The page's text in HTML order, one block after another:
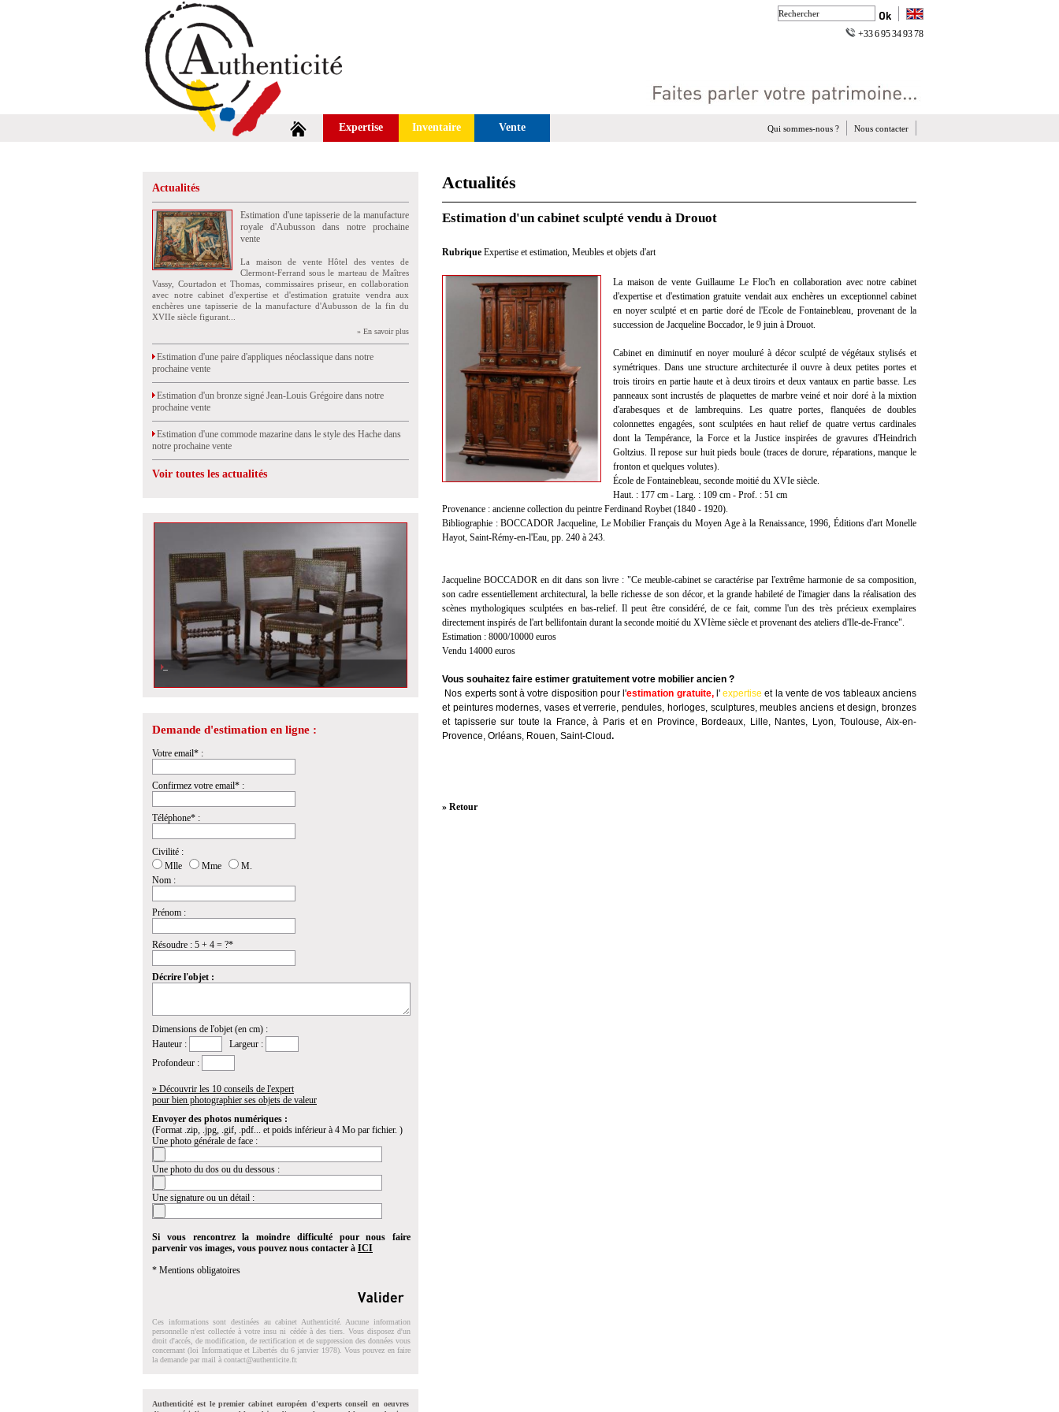
+33 6 95 34 93 78
Expertise Inventaire Vente Nous contacter
Qui sommes-nous ?
Actualités
Estimation d'une tapisserie de la manufacture
royale d'Aubusson dans notre prochaine
vente
La maison de vente Hôtel des ventes de
Clermont-Ferrand sous le marteau de Maîtres
Vassy, Courtadon et Thomas, commissaires priseur, en collaboration
avec notre cabinet d'expertise et d'estimation gratuite vendra aux
enchères une tapisserie de la manufacture d'Aubusson de la fin du
XVIIe siècle figurant...
» En savoir plus
Estimation d'une paire d'appliques néoclassique dans notre
prochaine vente
Estimation d'un bronze signé Jean-Louis Grégoire dans notre
prochaine vente
Estimation d'une commode mazarine dans le style des Hache dans
notre prochaine vente
Voir toutes les actualités
Demande d'estimation en ligne :
Votre email* :
Confirmez votre email* :
Téléphone* :
Civilité :
Mlle
Mme
M.
Nom :
Prénom :
Résoudre : 5 + 4 = ?*
Décrire l'objet :
Dimensions de l'objet (en cm) :
Hauteur :
Largeur :
Profondeur :
» Découvrir les 10 conseils de l'expert
pour bien photographier ses objets de valeur
Envoyer des photos numériques :
(Format .zip, .jpg, .gif, .pdf... et poids inférieur à 4 Mo par fichier. )
Une photo générale de face :
Une photo du dos ou du dessous :
Une signature ou un détail :
Si vous rencontrez la moindre difficulté pour nous faire
parvenir vos images, vous pouvez nous contacter à ICI
* Mentions obligatoires
Ces informations sont destinées au cabinet Authenticité. Aucune information
personnelle n'est collectée à votre insu ni cédée à des tiers. Vous disposez d'un
droit d'accés, de modification, de rectification et de suppression des données vous
concernant (loi Informatique et Libertés du 6 janvier 1978). Vous pouvez en faire
la demande par mail à contact@authenticite.fr.
Authenticité est le premier cabinet européen d'experts conseil en oeuvres
Actualités
Estimation d'un cabinet sculpté vendu à Drouot
Rubrique Expertise et estimation, Meubles et objets d'art
La maison de vente Guillaume Le Floc'h en collaboration avec notre cabinet
d'expertise et d'estimation gratuite vendait aux enchères un exceptionnel cabinet
en noyer sculpté et en partie doré de l'Ecole de Fontainebleau, provenant de la
succession de Jacqueline Boccador, le 9 juin à Drouot.
Cabinet en diminutif en noyer mouluré à décor sculpté de végétaux stylisés et
symétriques. Dans une structure architecturée il ouvre à deux petites portes et
trois tiroirs en partie haute et à deux tiroirs et deux vantaux en partie basse. Les
panneaux sont incrustés de plaquettes de marbre veiné et noir doré à la mixtion
d'arabesques et de lambrequins. Les quatre portes, flanquées de doubles
colonnettes engagées, sont sculptées en haut relief de quatre vertus cardinales
dont la Tempérance, la Force et la Justice inspirées de gravures d'Heindrich
Goltzius. Il repose sur huit pieds boule (traces de dorure, réparations, manque le
fronton et quelques volutes).
École de Fontainebleau, seconde moitié du XVIe siècle.
Haut. : 177 cm - Larg. : 109 cm - Prof. : 51 cm
Provenance : ancienne collection du peintre Ferdinand Roybet (1840 - 1920).
Bibliographie : BOCCADOR Jacqueline, Le Mobilier Français du Moyen Age à la Renaissance, 1996, Éditions d'art Monelle
Hayot, Saint-Rémy-en-l'Eau, pp. 240 à 243.
Jacqueline BOCCADOR en dit dans son livre : "Ce meuble-cabinet se caractérise par l'extrême harmonie de sa composition,
son cadre essentiellement architectural, la belle richesse de son décor, et la grande habileté de l'imagier dans la réalisation des
scènes mythologiques sculptées en bas-relief. Il peut être considéré, de ce fait, comme l'un des très précieux exemplaires
directement inspirés de l'art bellifontain durant la seconde moitié du XVIème siècle et provenant des ateliers d'Ile-de-France".
Estimation : 8000/10000 euros
Vendu 14000 euros
Vous souhaitez faire estimer gratuitement votre mobilier ancien ?
Nos experts sont à votre disposition pour l'estimation gratuite, l'expertise et la vente de vos tableaux anciens
et peintures modernes, vases et verrerie, pendules, horloges, sculptures, meubles anciens et design, bronzes
et tapisserie sur toute la France, à Paris et en Province, Bordeaux, Lille, Nantes, Lyon, Toulouse, Aix-en-
Provence, Orléans, Rouen, Saint-Cloud.
» Retour